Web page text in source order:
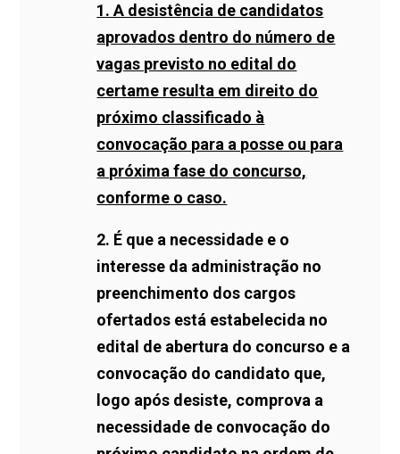
1. A desistência de candidatos
aprovados dentro do número de
vagas previsto no edital do
certame resulta em direito do
próximo classificado à
convocação para a posse ou para
a próxima fase do concurso,
conforme o caso.
2. É que a necessidade e o
interesse da administração no
preenchimento dos cargos
ofertados está estabelecida no
edital de abertura do concurso e a
convocação do candidato que,
logo após desiste, comprova a
necessidade de convocação do